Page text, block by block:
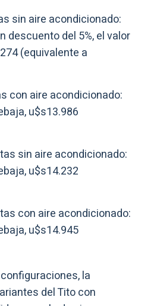
sin aire acondicionado:
descuento del 5%, el valor
(equivalente a
con aire acondicionado:
u$s13.986
sin aire acondicionado:
u$s14.232
con aire acondicionado:
u$s14.945
la
del Tito con